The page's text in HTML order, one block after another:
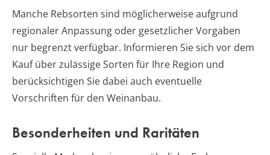
Manche Rebsorten sind möglicherweise aufgrund
regionaler Anpassung oder gesetzlicher Vorgaben
nur begrenzt verfügbar. Informieren Sie sich vor dem
Kauf über zulässige Sorten für Ihre Region und
berücksichtigen Sie dabei auch eventuelle
Vorschriften für den Weinanbau.
Besonderheiten und Raritäten